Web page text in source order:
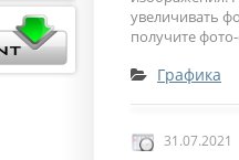
увеличивать
получите
Графика
31.07.2021